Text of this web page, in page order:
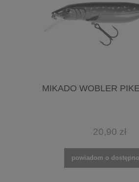
MIKADO WOBLER
20,90 zł
powiadom o